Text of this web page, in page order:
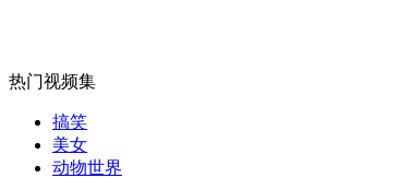
女孩北京地铁殴打老人 痛下狠手拳打脚踢
热门视频集
搞笑
美女
动物世界